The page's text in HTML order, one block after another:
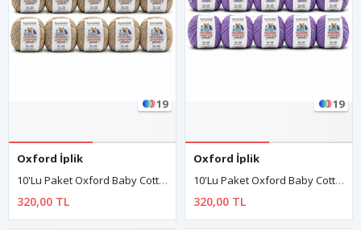
19
Oxford İplik
10'lu Paket Oxford Baby Cotton Amigurumi Punch 50gr/150m No:190 Bej
320,00 TL
19
Oxford İplik
10'lu Paket Oxford Baby Cotton Amigurumi Punch 50gr/150m No:200 Lila
320,00 TL